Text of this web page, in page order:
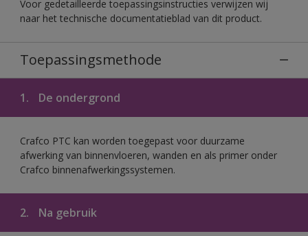
Voor gedetailleerde toepassingsinstructies verwijzen wij
naar het technische documentatieblad van dit product.
Toepassingsmethode
1. De ondergrond
Crafco PTC kan worden toegepast voor duurzame
afwerking van binnenvloeren, wanden en als primer onder
Crafco binnenafwerkingssystemen.
2. Na gebruik